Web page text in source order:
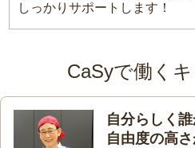
しっかりサポートします！
CaSyで働く
自分らしく誰
自由度の高